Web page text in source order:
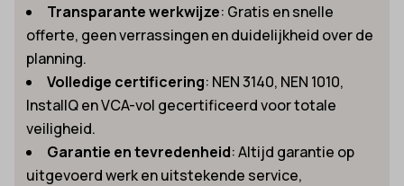
Transparante werkwijze: Gratis en snelle
offerte, geen verrassingen en duidelijkheid over de
planning.
Volledige certificering: NEN 3140, NEN 1010,
InstallQ en VCA-vol gecertificeerd voor totale
veiligheid.
Garantie en tevredenheid: Altijd garantie op
uitgevoerd werk en uitstekende service,